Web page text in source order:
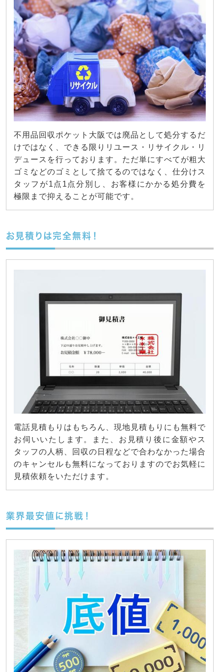
不用品回収ポケット大阪では廃品として処分するだ
けではなく、できる限りリユース・リサイクル・リ
デュースを行っております。ただ単にすべてが粗大
ゴミなどのゴミとして捨てるのではなく、仕分けス
タッフが1点1点分別し、お客様にかかる処分費を
極限まで抑えることが可能です。
お見積りは完全無料！
電話見積もりはもちろん、現地見積もりにも無料で
お伺いいたします。また、お見積り後に金額やス
タッフの人柄、回収の日程などで合わなかった場合
のキャンセルも無料になっておりますのでお気軽に
見積依頼をいただけます。
業界最安値に挑戦！